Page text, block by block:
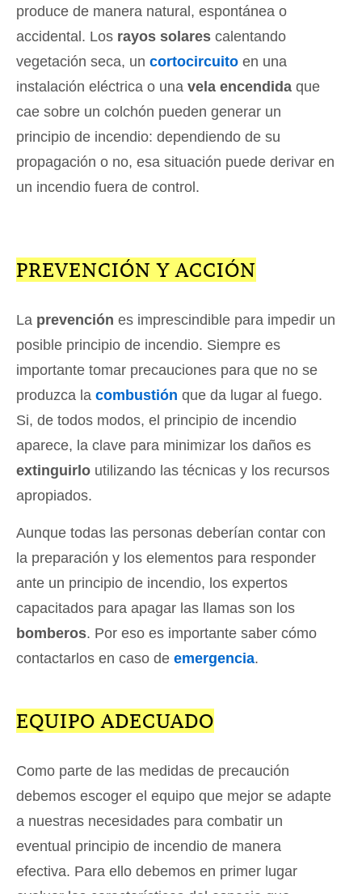
produce de manera natural, espontánea o
accidental. Los rayos solares calentando
vegetación seca, un cortocircuito en una
instalación eléctrica o una vela encendida que
cae sobre un colchón pueden generar un
principio de incendio: dependiendo de su
propagación o no, esa situación puede derivar en
un incendio fuera de control.
PREVENCIÓN Y ACCIÓN
La prevención es imprescindible para impedir un
posible principio de incendio. Siempre es
importante tomar precauciones para que no se
produzca la combustión que da lugar al fuego.
Si, de todos modos, el principio de incendio
aparece, la clave para minimizar los daños es
extinguirlo utilizando las técnicas y los recursos
apropiados.
Aunque todas las personas deberían contar con
la preparación y los elementos para responder
ante un principio de incendio, los expertos
capacitados para apagar las llamas son los
bomberos. Por eso es importante saber cómo
contactarlos en caso de emergencia.
EQUIPO ADECUADO
Como parte de las medidas de precaución
debemos escoger el equipo que mejor se adapte
a nuestras necesidades para combatir un
eventual principio de incendio de manera
efectiva. Para ello debemos en primer lugar